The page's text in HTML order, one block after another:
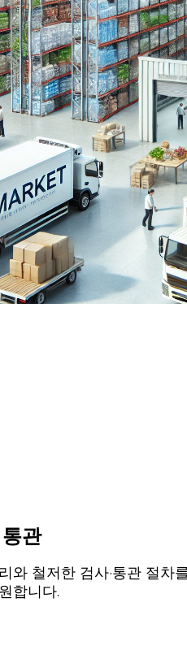
관
와 철저한 검사·통관 절차
합니다.